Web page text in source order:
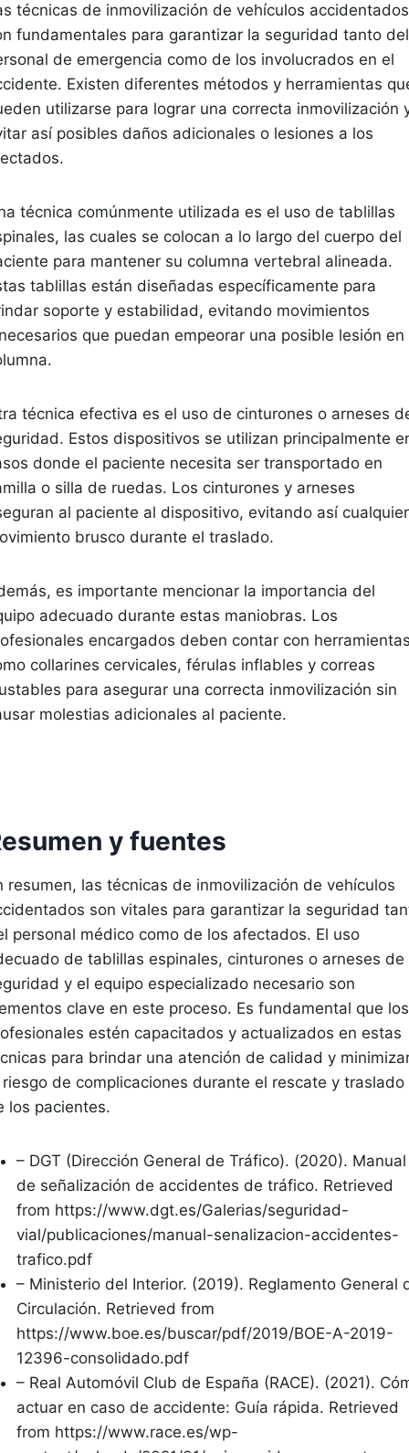
técnicas de inmovilización de vehículos accidentados
fundamentales para garantizar la seguridad tanto del
de emergencia como de los involucrados en el
Existen diferentes métodos y herramientas
utilizarse para lograr una correcta inmovilización
así posibles daños adicionales o lesiones a los
técnica comúnmente utilizada es el uso de tablillas
las cuales se colocan a lo largo del cuerpo del
para mantener su columna vertebral alineada.
tablillas están diseñadas específicamente para
soporte y estabilidad, evitando movimientos
que puedan empeorar una posible lesión en
técnica efectiva es el uso de cinturones o arneses
Estos dispositivos se utilizan principalmente
donde el paciente necesita ser transportado en
o silla de ruedas. Los cinturones y arneses
al paciente al dispositivo, evitando así cualquier
brusco durante el traslado.
es importante mencionar la importancia del
adecuado durante estas maniobras. Los
encargados deben contar con
collarines cervicales, férulas inflables y correas
para asegurar una correcta inmovilización sin
molestias adicionales al paciente.
y fuentes
resumen, las técnicas de inmovilización de vehículos
son vitales para garantizar la seguridad
personal médico como de los afectados. El uso
de tablillas espinales, cinturones o arneses de
y el equipo especializado necesario son
clave en este proceso. Es fundamental que los
estén capacitados y actualizados en estas
para brindar una atención de calidad y
de complicaciones durante el rescate y traslado
los pacientes.
– DGT (Dirección General de Tráfico). (2020). Manual
de señalización de accidentes de tráfico. Retrieved
from https://www.dgt.es/Galerias/seguridad-
vial/publicaciones/manual-senalizacion-accidentes-
trafico.pdf
– Ministerio del Interior. (2019). Reglamento General
Circulación. Retrieved from
https://www.boe.es/buscar/pdf/2019/BOE-A-2019-
12396-consolidado.pdf
– Real Automóvil Club de España (RACE). (2021).
actuar en caso de accidente: Guía rápida. Retrieved
from https://www.race.es/wp-